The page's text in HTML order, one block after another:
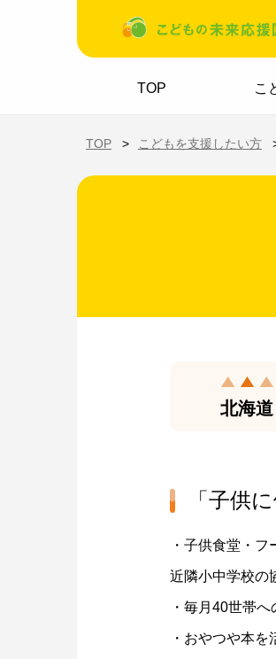
ホーム
TOP
こ
TOP こどもを支援したい方
北海道
「子供
・子供食堂・
近隣小中学校の
・毎月40世帯
・おやつや本